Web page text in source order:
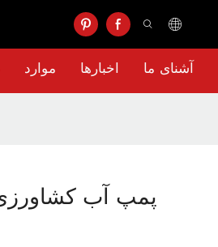
موارد اخبارها آشنای ما